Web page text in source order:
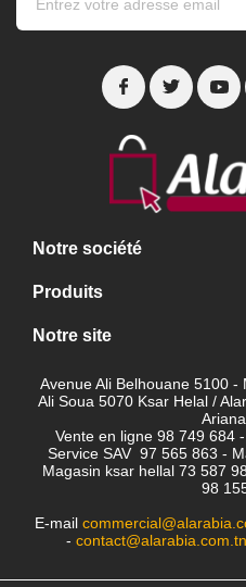
Notre société
Produits
Notre site
Avenue Ali Belhouane 5100 -
Ali Soua 5070 Ksar Helal /
Vente en ligne 98 749 684
Service SAV 97 565 863 -
Magasin ksar hellal 73 587
98
E-mail
- contact@alarabia.com.tn